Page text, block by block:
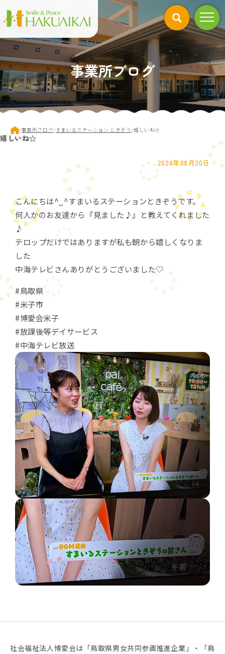
事業所ブログ
現
在
/事業所ブログ/すまいるステーション ときぞう /嬉しいね☆
嬉しいね☆
2024年08月30日
こんにちは^_^すまいるステーションときぞうです。
何人かのお友達から『見ました♪』と教えてくれました
♪
テロップだけではありますが私も朝から嬉しくなりま
した
中海テレビさんありがとうございました♡
#鳥取県
#米子市
#博愛会米子
#放課後等デイサービス
#中海テレビ放送
社会福祉法人博愛会は「鳥取県男女共同参画推進企業」・「鳥